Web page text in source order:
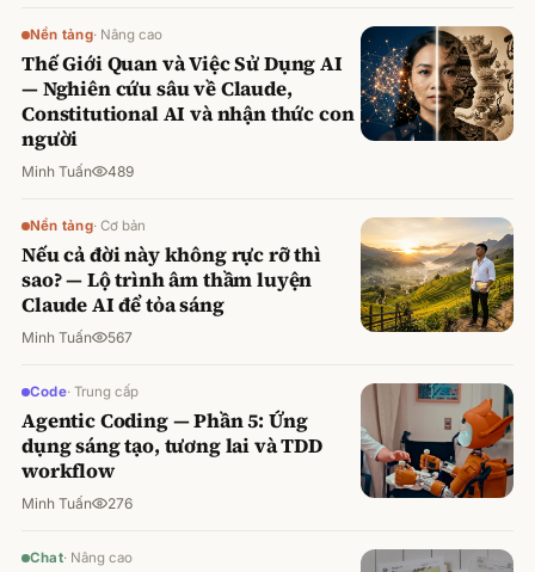
Nền tảng· Nâng cao
Thế Giới Quan và Việc Sử Dụng AI
— Nghiên cứu sâu về Claude,
Constitutional AI và nhận thức con
người
Minh Tuấn 489
Nền tảng· Cơ bản
Nếu cả đời này không rực rỡ thì
sao? — Lộ trình âm thầm luyện
Claude AI để tỏa sáng
Minh Tuấn 567
Code· Trung cấp
Agentic Coding — Phần 5: Ứng
dụng sáng tạo, tương lai và TDD
workflow
Minh Tuấn 276
Chat· Nâng cao